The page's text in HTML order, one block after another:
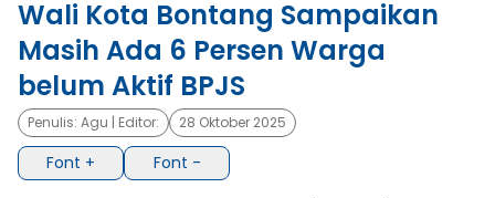
×
Wali Kota Bontang Sampaikan
Masih Ada 6 Persen Warga
belum Aktif BPJS
Penulis: Agu | Editor: 28 Oktober 2025
Font + Font -